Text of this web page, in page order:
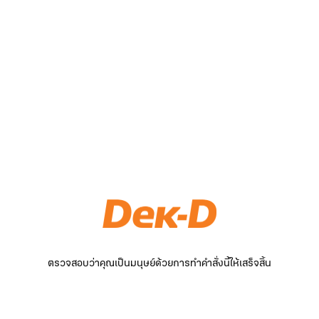
ตรวจสอบว่าคุณเป็นมนุษย์ด้วยการทำคำสั่งนี้ให้เสร็จสิ้น